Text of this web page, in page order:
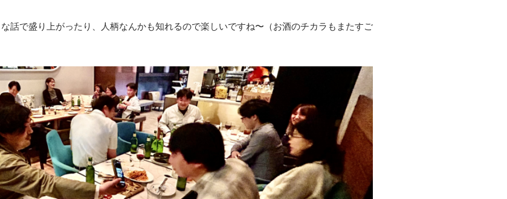
話で盛り上がったり、人柄なんかも知れるので楽しいですね〜（お酒のチカラもまたすご